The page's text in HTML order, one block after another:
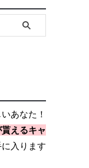
あなた！
えるキャ
入ります